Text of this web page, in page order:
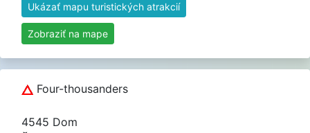
Ukázať mapu turistických atrakcií
Zobraziť na mape
Four-thousanders
4545 Dom